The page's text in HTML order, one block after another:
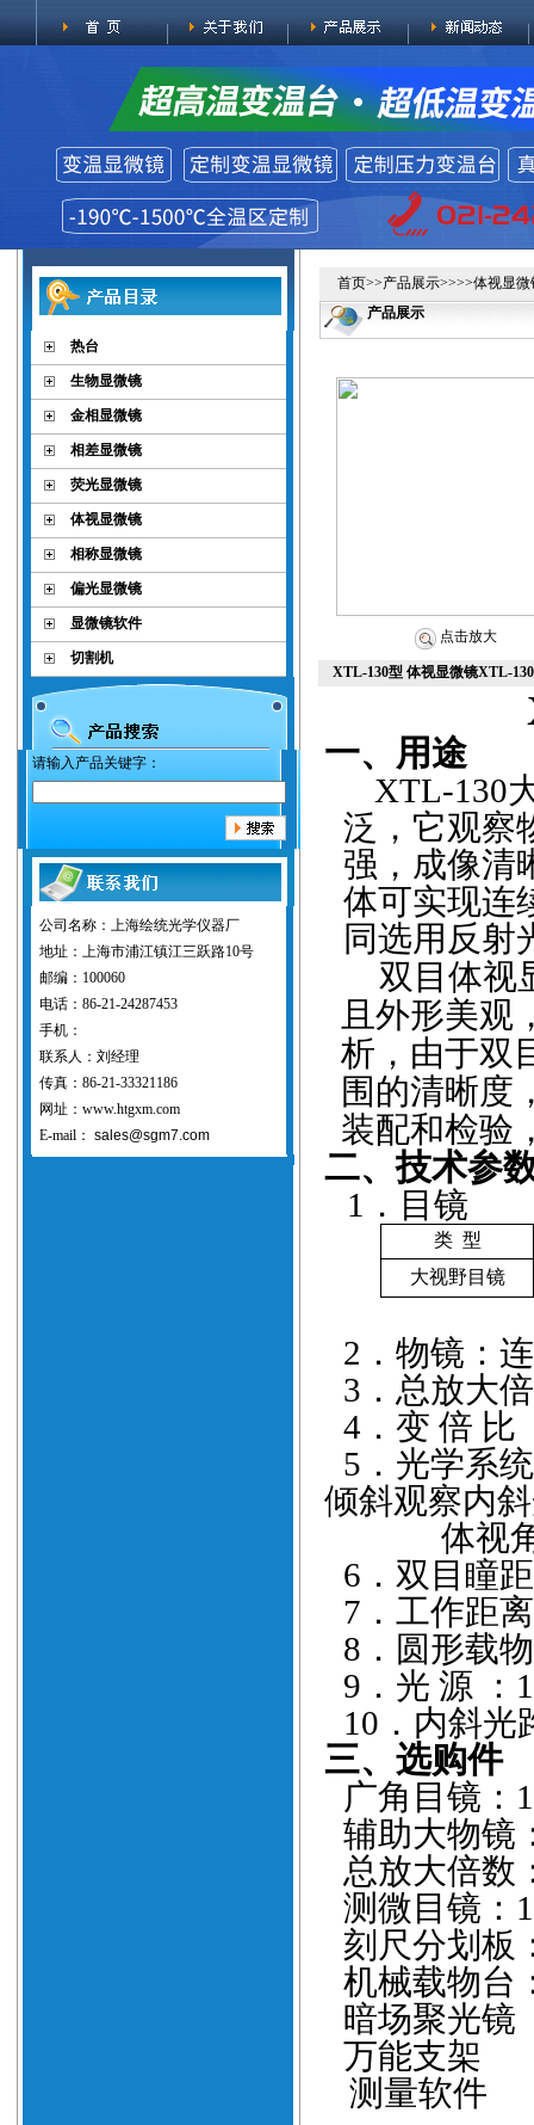
热台
生物显微镜
金相显微镜
相差显微镜
荧光显微镜
体视显微镜
相称显微镜
偏光显微镜
显微镜软件
切割机
请输入产品关键字：
公司名称：上海绘统光学仪器厂
地址：上海市浦江镇江三跃路10号
邮编：100060
电话：86-21-24287453
手机：
联系人：刘经理
传真：86-21-33321186
网址：www.htgxm.com
E-mail： sales@sgm7.com
首页>>产品展示>>>>体视显微
产品展示
点击放大
XTL-130型 体视显微镜XTL-
一、用途
XTL-130
泛，它观察
强，成像清
体可实现连
同选用反射
双目体视
且外形美观
析，由于双
围的清晰度
装配和检验
二、技术参
1 ．目镜
类 型
大视野目镜
2 ．物镜：
3 ．总放大
4 ．变 倍 比
5 ．光学系
倾斜观察内
体视
6 ．双目瞳
7 ． 工作距
8 ．圆形载
9 ．光 源 ：
10 ．内斜
三、选购件
广角目镜：
辅助大物镜
总放大倍数
测微目镜：
刻尺分划板
机械载物台
暗场聚光镜
万能支架
测量软件